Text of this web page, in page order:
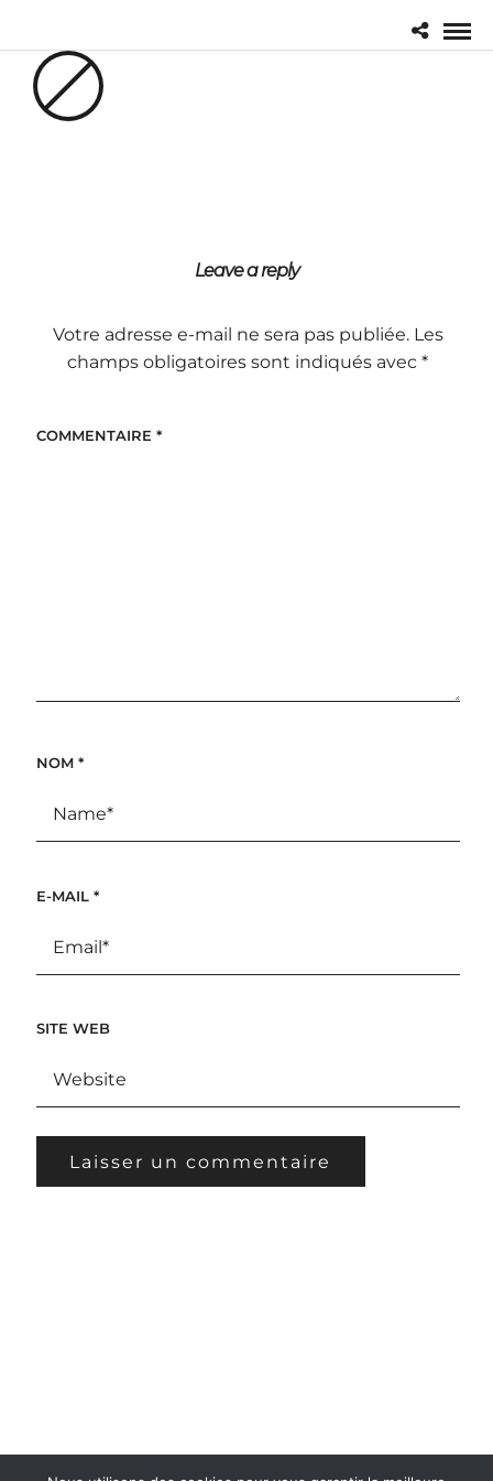
Leave a reply
Votre adresse e-mail ne sera pas publiée. Les
champs obligatoires sont indiqués avec*
COMMENTAIRE *
NOM *
E-MAIL *
SITE WEB